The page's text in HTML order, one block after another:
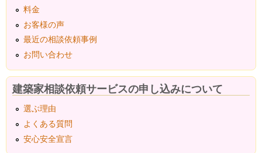
料金
お客様の声
最近の相談依頼事例
お問い合わせ
建築家相談依頼サービスの申し込みについて
選ぶ理由
よくある質問
安心安全宣言